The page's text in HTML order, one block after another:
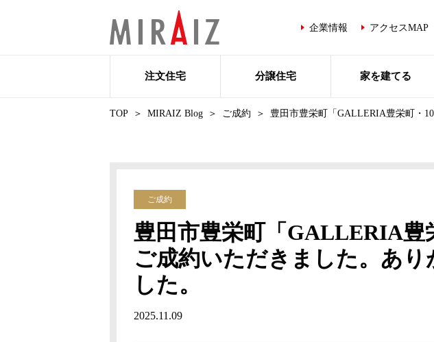
企業情報 アクセスMAP
注文住宅 分譲住宅 家を建てる
TOP MIRAIZ Blog ご成約 豊田市豊栄町「GALLERIA豊栄町・
ご成約
豊田市豊栄町「GALLERIA豊
ご成約いただきました。あり
した。
2025.11.09